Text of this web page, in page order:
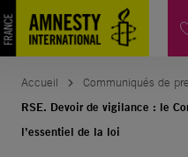
Aller
au
contenu
Accueil
Communiqués de
RSE. Devoir de vigilance : le
l’essentiel de la loi